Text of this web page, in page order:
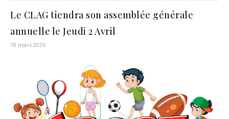
Le CLAG tiendra son assemblée générale
annuelle le Jeudi 2 Avril
18 mars 2026